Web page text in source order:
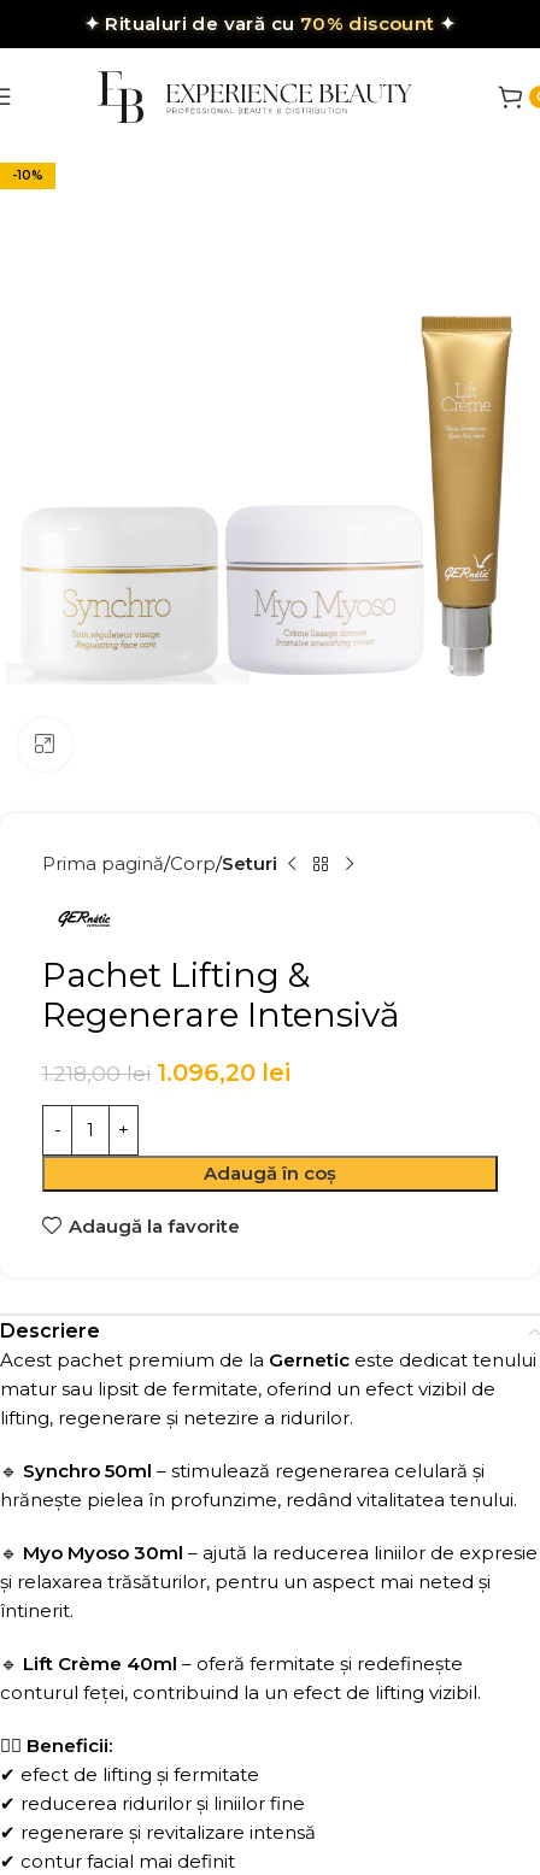
✦Ritualuri de vară cu 70% discount ✦
-10%
Prima pagină Corp Seturi
Pachet Lifting &
Regenerare Intensivă
1.218,00lei 1.096,20 lei
Adaugă în coș
Adaugă la favorite
Descriere
Acest pachet premium de la Gernetic este dedicat tenului
matur sau lipsit de fermitate, oferind un efect vizibil de
lifting, regenerare și netezire a ridurilor.
🔹 Synchro 50ml – stimulează regenerarea celulară și
hrănește pielea în profunzime, redând vitalitatea tenului.
🔹 Myo Myoso 30ml – ajută la reducerea liniilor de expresie
și relaxarea trăsăturilor, pentru un aspect mai neted și
întinerit.
🔹 Lift Crème 40ml – oferă fermitate și redefinește
conturul feței, contribuind la un efect de lifting vizibil.
💆‍♀️ Beneficii:
✔ efect de lifting și fermitate
✔ reducerea ridurilor și liniilor fine
✔ regenerare și revitalizare intensă
✔ contur facial mai definit